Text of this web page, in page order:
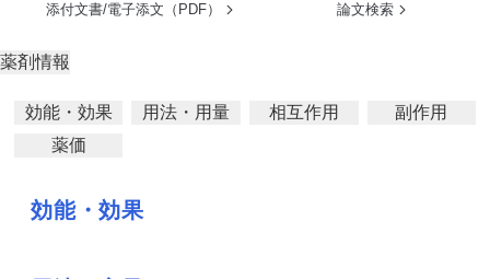
添付文書/電子添文（PDF） 論文検索
薬剤情報
効能・効果 用法・用量 相互作用
副作用
薬価
効能・効果